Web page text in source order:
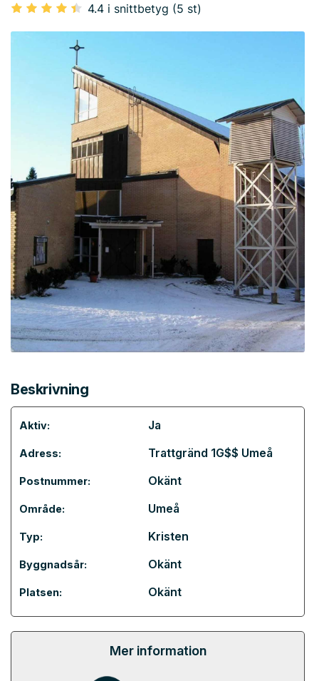
4.4 i snittbetyg (5 st)
Beskrivning
Aktiv: Ja
Adress: Trattgränd 1G$$ Umeå
Postnummer: Okänt
Område: Umeå
Typ: Kristen
Byggnadsår: Okänt
Platsen: Okänt
Mer information